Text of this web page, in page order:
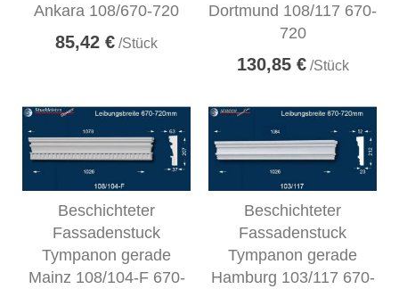
Ankara 108/670-720
85,42 € /Stück
Dortmund 108/117 670-
720
130,85 €/Stück
Beschichteter
Fassadenstuck
Tympanon gerade
Mainz 108/104-F 670-
Beschichteter
Fassadenstuck
Tympanon gerade
Hamburg 103/117 670-